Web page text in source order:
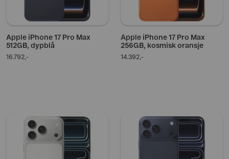
Apple iPhone 17 Pro Max
512GB, dypblå
16.792,-
Apple iPhone 17 Pro Max
256GB, kosmisk oransje
14.392,-